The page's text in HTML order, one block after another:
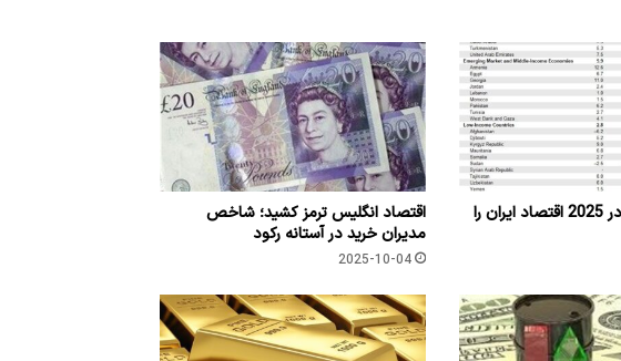
چه ریسک هایی در 2025 اقتصاد ایران را
اقتصاد انگلیس ترمز کشید؛ شاخص
مدیران خرید در آستانه رکود
2025-10-04